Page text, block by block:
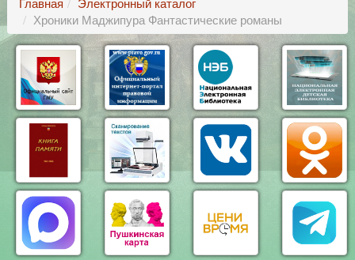
Хроники Маджипура Фантастические романы